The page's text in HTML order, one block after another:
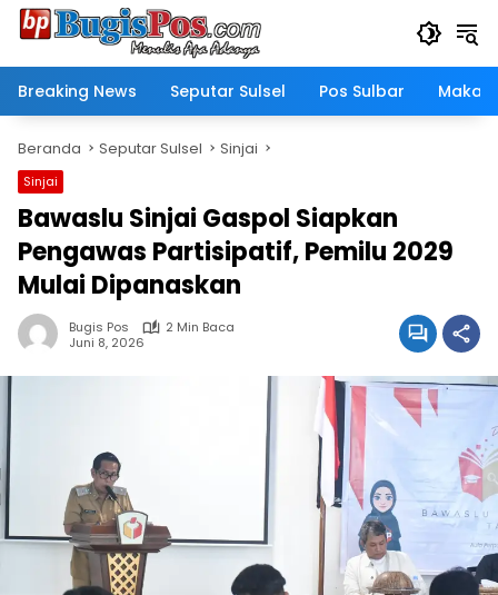
Langsung
Breaking News
Seputar Sulsel Pos Sulbar
Beranda Seputar Sulsel Sinjai
Sinjai
Bawaslu Sinjai Gaspol Siapkan
Pengawas Partisipatif, Pemilu 2029
Mulai Dipanaskan
Bugis Pos
2 Min Baca
Juni 8, 2026